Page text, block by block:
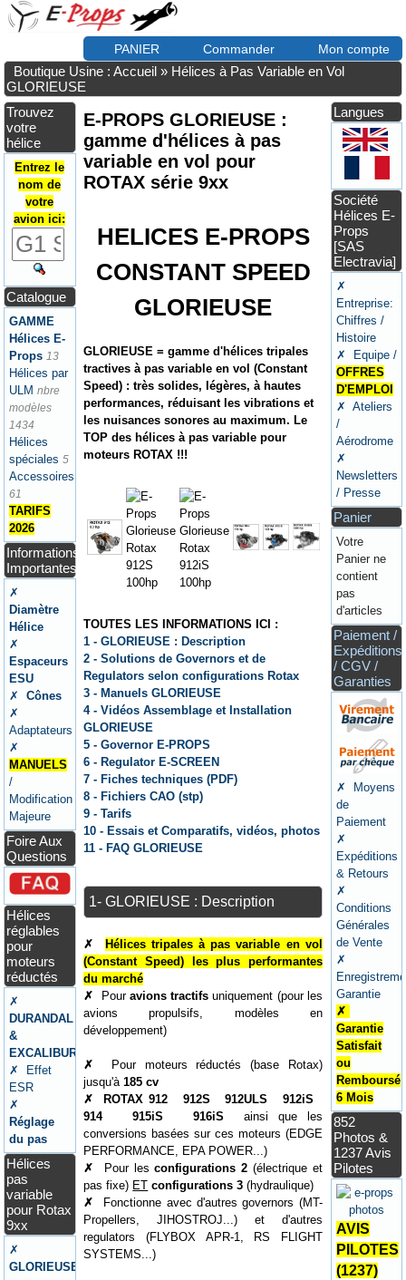
PANIER Commander Mon compte
Boutique Usine : Accueil » Hélices à Pas Variable en Vol
GLORIEUSE
Trouvez
votre
hélice
Entrez le
nom de
votre
avion ici:
Catalogue
GAMME
Hélices E-
Props 13
Hélices par
ULM nbre
modèles
1434
Hélices
spéciales 5
Accessoires
61
TARIFS
2026
Informations
Importantes
✗
Diamètre
Hélice
✗
Espaceurs
ESU
✗
Cônes
✗
Adaptateurs
✗
MANUELS
/
Modification
Majeure
Foire Aux
Questions
Hélices
réglables
pour
moteurs
réductés
✗
DURANDAL
&
EXCALIBUR
✗ Effet
ESR
✗
Réglage
du pas
Hélices
pas
variable
pour Rotax
9xx
✗
GLORIEUSE
E-PROPS GLORIEUSE :
gamme d'hélices à pas
variable en vol pour
ROTAX série 9xx
HELICES E-PROPS
CONSTANT SPEED
GLORIEUSE
GLORIEUSE = gamme d'hélices tripales
tractives à pas variable en vol (Constant
Speed) : très solides, légères, à hautes
performances, réduisant les vibrations et
les nuisances sonores au maximum. Le
TOP des hélices à pas variable pour
moteurs ROTAX !!!
TOUTES LES INFORMATIONS ICI :
1 - GLORIEUSE : Description
2 - Solutions de Governors et de
Regulators selon configurations Rotax
3 - Manuels GLORIEUSE
4 - Vidéos Assemblage et Installation
GLORIEUSE
5 - Governor E-PROPS
6 - Regulator E-SCREEN
7 - Fiches techniques (PDF)
8 - Fichiers CAO (stp)
9 - Tarifs
10 - Essais et Comparatifs, vidéos, photos
11 - FAQ GLORIEUSE
1- GLORIEUSE : Description
✗
Hélices tripales à pas variable en vol
(Constant Speed) les plus performantes
du marché
✗
Pour avions tractifs uniquement (pour les
avions propulsifs, modèles en
développement)
✗
Pour moteurs réductés (base Rotax)
jusqu'à185 cv
✗
ROTAX 912 912S 912ULS 912iS
914 915iS 916iS
ainsi que les
conversions basées sur ces moteurs (EDGE
PERFORMANCE, EPA POWER...)
✗
Pour lesconfigurations 2 (électrique et
pas fixe) ET configurations 3 (hydraulique)
✗
Fonctionne avec d'autres governors (MT-
Propellers, JIHOSTROJ...) et d'autres
regulators (FLYBOX APR-1, RS FLIGHT
SYSTEMS...)
Langues
Société
Hélices E-
Props
[SAS
Electravia]
✗
Entreprise:
Chiffres /
Histoire
✗ Equipe /
OFFRES
D'EMPLOI
✗ Ateliers
/
Aérodrome
✗
Newsletters
/ Presse
Panier
Votre
Panier ne
contient
pas
d'articles
Paiement /
Expéditions
/ CGV /
Garanties
✗ Moyens
de
Paiement
✗
Expéditions
& Retours
✗
Conditions
Générales
de Vente
✗
Garantie
✗
Garantie
Satisfait
ou
Remboursé
6 Mois
852
Photos &
1237 Avis
Pilotes
AVIS
PILOTES
(1237)